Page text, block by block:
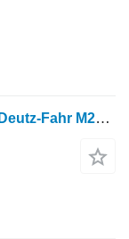
Engranaje para caja de cambios para Deutz-Fahr M2680 cosechadora de cereales